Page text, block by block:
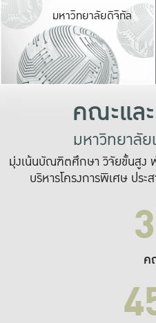
มหาวิทยาลัยดิจิทัล
คณะแล
มหาวิทยาลั
มุ่งเน้นบัณฑิตศึกษา วิจัยขั้นสูง
บริหารโครงการพิเศษ ปร
ค